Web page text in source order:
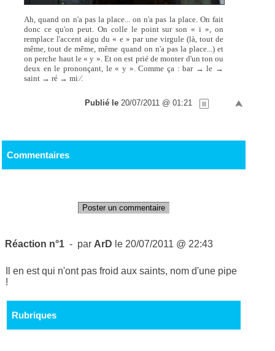
Ah, quand on n'a pas la place... on n'a pas la place. On fait
donc ce qu'on peut. On colle le point sur son « i », on
remplace l'accent aigu du « e » par une virgule (là, tout de
même, tout de même, même quand on n'a pas la place...) et
on perche haut le « y ». Et on est prié de monter d'un ton ou
deux en le prononçant, le « y ». Comme ça : bar → le →
saint → ré → mi ∕.
Publié le 20/07/2011 @ 01:21
Commentaires
Poster un commentaire
Réaction n°1 - par ArD le 20/07/2011 @ 22:43
Il en est qui n'ont pas froid aux saints, nom d'une pipe
!
Rubriques